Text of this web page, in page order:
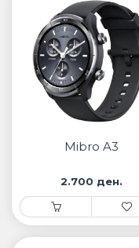
Mibro A3
2.700 ден.